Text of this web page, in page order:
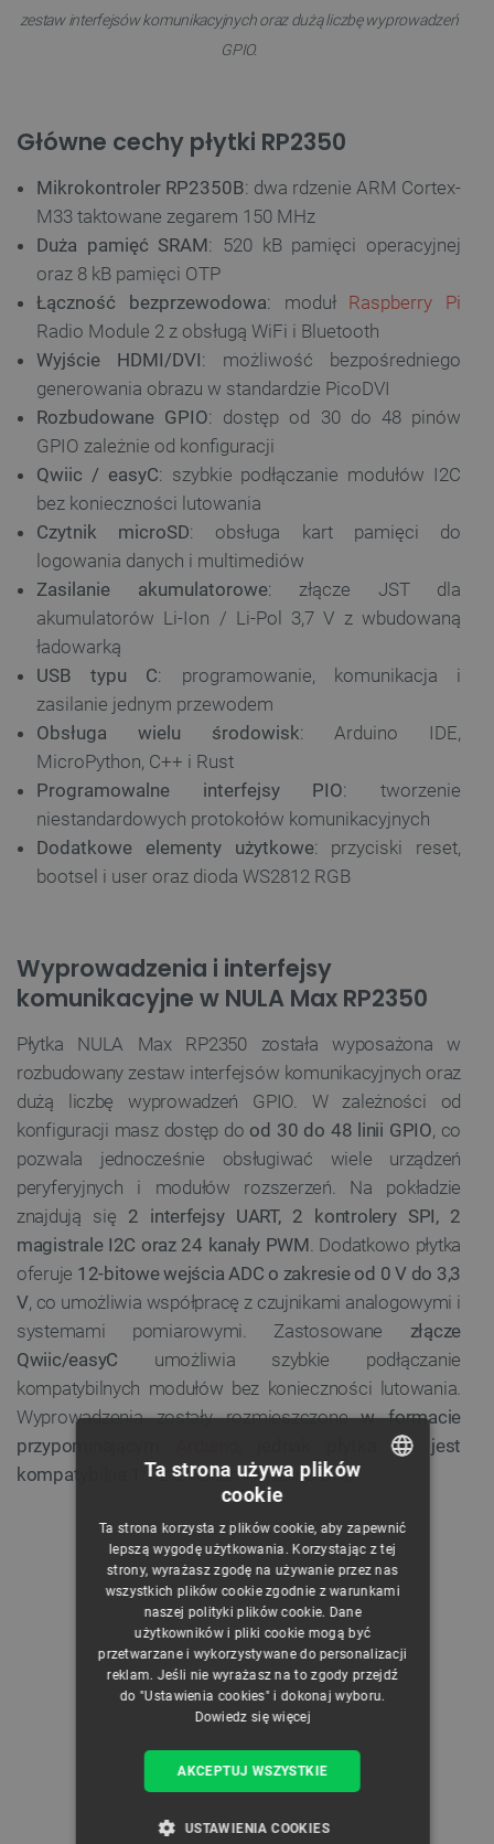
zestaw interfejsów komunikacyjnych oraz dużą liczbę wyprowadzeń
GPIO.
Główne cechy płytki RP2350
Mikrokontroler RP2350B: dwa rdzenie ARM Cortex-
M33 taktowane zegarem 150 MHz
Duża pamięć SRAM: 520 kB pamięci operacyjnej
oraz 8 kB pamięci OTP
Łączność bezprzewodowa: moduł Raspberry Pi
Radio Module 2 z obsługą WiFi i Bluetooth
Wyjście HDMI/DVI: możliwość bezpośredniego
generowania obrazu w standardzie PicoDVI
Rozbudowane GPIO: dostęp od 30 do 48 pinów
GPIO zależnie od konfiguracji
Qwiic / easyC: szybkie podłączanie modułów I2C
bez konieczności lutowania
Czytnik microSD: obsługa kart pamięci do
logowania danych i multimediów
Zasilanie akumulatorowe: złącze JST dla
akumulatorów Li-Ion / Li-Pol 3,7 V z wbudowaną
ładowarką
USB typu C: programowanie, komunikacja i
zasilanie jednym przewodem
Obsługa wielu środowisk: Arduino IDE,
MicroPython, C++ i Rust
Programowalne interfejsy PIO: tworzenie
niestandardowych protokołów komunikacyjnych
Dodatkowe elementy użytkowe: przyciski reset,
bootsel i user oraz dioda WS2812 RGB
Wyprowadzenia i interfejsy
komunikacyjne w NULA Max RP2350
Płytka NULA Max RP2350 została wyposażona w
rozbudowany zestaw interfejsów komunikacyjnych oraz
dużą liczbę wyprowadzeń GPIO. W zależności od
konfiguracji masz dostęp do od 30 do 48 linii GPIO, co
pozwala jednocześnie obsługiwać wiele urządzeń
peryferyjnych i modułów rozszerzeń. Na pokładzie
znajdują się 2 interfejsy UART, 2 kontrolery SPI, 2
magistrale I2C oraz 24 kanały PWM . Dodatkowo płytka
oferuje 12-bitowe wejścia ADC o zakresie od 0 V do 3,3
V, co umożliwia współpracę z czujnikami analogowymi i
systemami pomiarowymi. Zastosowane złącze
Qwiic/easyC umożliwia szybkie podłączanie
kompatybilnych modułów bez konieczności lutowania.
Wyprowadzenia zostały rozmieszczonew formacie
przypominającym
, jednak płytka nie jest
kompatybilna 1:1z shieldami Arduino UNO.
CZECH
ENGLISH
GERMAN
Ta strona używa plików
cookie
Ta strona korzysta z plików cookie, aby zapewnić
lepszą wygodę użytkowania. Korzystając z tej
strony, wyrażasz zgodę na używanie przez nas
wszystkich plików cookie zgodnie z warunkami
naszej polityki plików cookie. Dane
użytkowników i pliki cookie mogą być
przetwarzane i wykorzystywane do personalizacji
reklam. Jeśli nie wyrażasz na to zgody przejdź
do "Ustawienia cookies" i dokonaj wyboru.
Dowiedz się więcej
AKCEPTUJ WSZYSTKIE
USTAWIENIA COOKIES